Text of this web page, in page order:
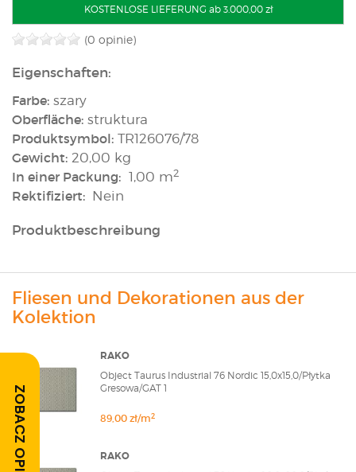
KOSTENLOSE LIEFERUNG ab 3.000,00 zł
(0 opinie)
Eigenschaften:
Farbe: szary
Oberfläche: struktura
Produktsymbol: TR126076/78
Gewicht: 20,00 kg
In einer Packung: 1,00 m2
Rektifiziert: Nein
Produktbeschreibung
Fliesen und Dekorationen aus der
Kolektion
RAKO
Object Taurus Industrial 76 Nordic 15,0x15,0/Płytka
Gresowa/GAT 1
89,00 zł/m2
RAKO
ZOBACZ OPINIE